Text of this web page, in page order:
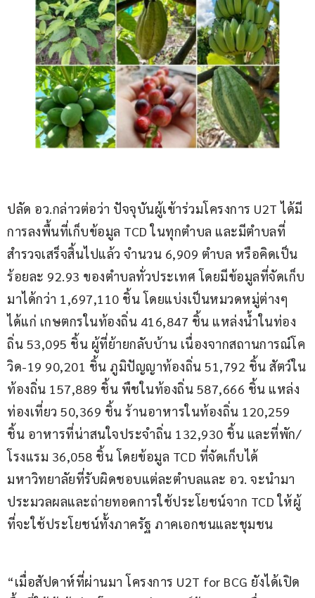
ปลัด อว.กล่าวต่อว่า ปัจจุบันผู้เข้าร่วมโครงการ U2T ได้มี
การลงพื้นที่เก็บข้อมูล TCD ในทุกตำบล และมีตำบลที่
สำรวจเสร็จสิ้นไปแล้ว จำนวน 6,909 ตำบล หรือคิดเป็น
ร้อยละ 92.93 ของตำบลทั่วประเทศ โดยมีข้อมูลที่จัดเก็บ
มาได้กว่า 1,697,110 ชิ้น โดยแบ่งเป็นหมวดหมู่ต่างๆ
ได้แก่ เกษตกรในท้องถิ่น 416,847 ชิ้น แหล่งน้ำในท่อง
ถิ่น 53,095 ชิ้น ผู้ที่ย้ายกลับบ้าน เนื่องจากสถานการณ์โค
วิด-19 90,201 ชิ้น ภูมิปัญญาท้องถิ่น 51,792 ชิ้น สัตว์ใน
ท้องถิ่น 157,889 ชิ้น พืชในท้องถิ่น 587,666 ชิ้น แหล่ง
ท่องเที่ยว 50,369 ชิ้น ร้านอาหารในท้องถิ่น 120,259
ชิ้น อาหารที่น่าสนใจประจำถิ่น 132,930 ชิ้น และที่พัก/
โรงแรม 36,058 ชิ้น โดยข้อมูล TCD ที่จัดเก็บได้
มหาวิทยาลัยที่รับผิดชอบแต่ละตำบลและ อว. จะนำมา
ประมวลผลและถ่ายทอดการใช้ประโยชน์จาก TCD ให้ผู้
ที่จะใช้ประโยชน์ทั้งภาครัฐ ภาคเอกชนและชุมชน
“เมื่อสัปดาห์ที่ผ่านมา โครงการ U2T for BCG ยังได้เปิด